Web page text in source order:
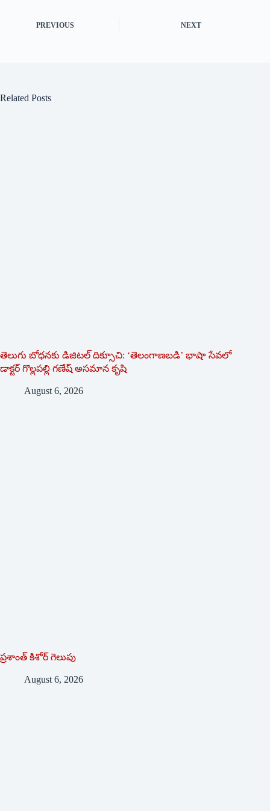
PREVIOUS NEXT
Related Posts
తెలుగు బోధనకు డిజిటల్ దిక్సూచి: ‘తెలంగాణబడి’ భాషా సేవలో
డాక్టర్ గొల్లపల్లి గణేష్ అసమాన కృషి
August 6, 2026
ప్రశాంత్‌ ‌కిశోర్‌ ‌గెలుపు
August 6, 2026